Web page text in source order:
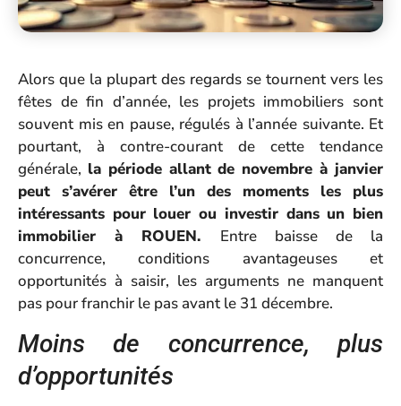
Alors que la plupart des regards se tournent vers les
fêtes de fin d’année, les projets immobiliers sont
souvent mis en pause, régulés à l’année suivante. Et
pourtant, à contre-courant de cette tendance
générale, la période allant de novembre à janvier
peut s’avérer être l’un des moments les plus
intéressants pour louer ou investir dans un bien
immobilier à ROUEN. Entre baisse de la
concurrence, conditions avantageuses et
opportunités à saisir, les arguments ne manquent
pas pour franchir le pas avant le 31 décembre.
Moins de concurrence, plus
d’opportunités